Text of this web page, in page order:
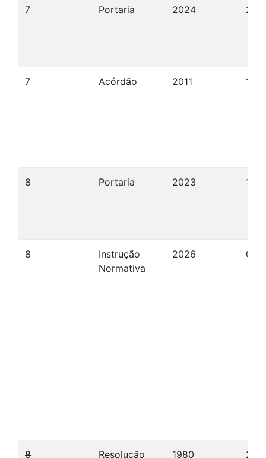
7 Portaria 2024 22/
7 Acórdão 2011 15/
8 Portaria 2023 12/
8
Instrução
Normativa
2026 08/
8 Resolução 1980 27/